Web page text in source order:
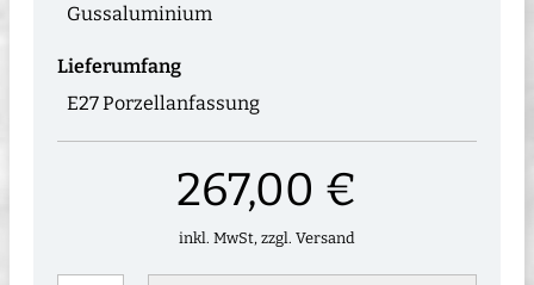
Gussaluminium
Lieferumfang
E27 Porzellanfassung
267,00 €
inkl. MwSt, zzgl. Versand